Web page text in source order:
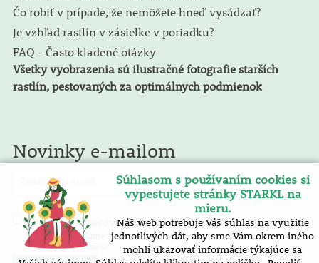
Čo robiť v prípade, že nemôžete hneď vysádzať?
Je vzhľad rastlín v zásielke v poriadku?
FAQ - Často kladené otázky
Všetky vyobrazenia sú ilustračné fotografie starších
rastlín, pestovaných za optimálnych podmienok
Novinky e-mailom
Súhlasím sospracovaním osobných údajov. E-mailový
spravodaj zasielame zadarmo. Pokyny pre zrušenie nájdete v každom
e-mailu spravodajcu.
Súhlasom s používaním cookies si
vypestujete stránky STARKL na
mieru.
Náš web potrebuje Váš súhlas na využitie
jednotlivých dát, aby sme Vám okrem iného
mohli ukazovať informácie týkajúce sa